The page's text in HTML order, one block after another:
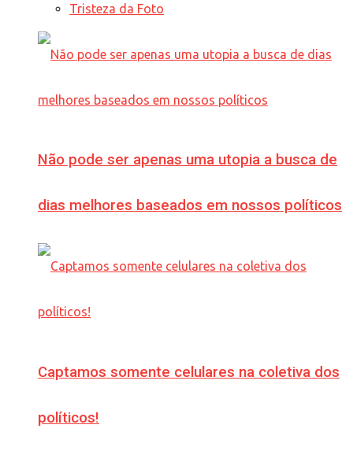
Tristeza da Foto
Não pode ser apenas uma utopia a busca de
dias melhores baseados em nossos políticos
Captamos somente celulares na coletiva dos
políticos!